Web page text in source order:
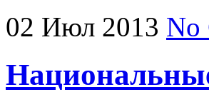
02 Июл 2013 No